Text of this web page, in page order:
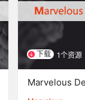
下载 1个资源
Marvelous